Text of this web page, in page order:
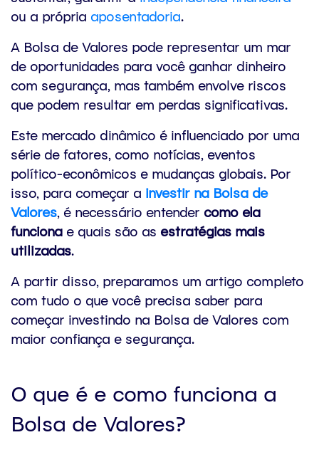
ou a própria aposentadoria.
A Bolsa de Valores pode representar um mar
de oportunidades para você ganhar dinheiro
com segurança, mas também envolve riscos
que podem resultar em perdas significativas.
Este mercado dinâmico é influenciado por uma
série de fatores, como notícias, eventos
político-econômicos e mudanças globais. Por
isso, para começar a investir na Bolsa de
Valores, é necessário entender como ela
funciona e quais são as estratégias mais
utilizadas.
A partir disso, preparamos um artigo completo
com tudo o que você precisa saber para
começar investindo na Bolsa de Valores com
maior confiança e segurança.
O que é e como funciona a
Bolsa de Valores?